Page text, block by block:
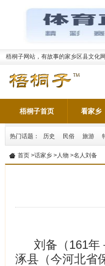
梧桐子网站，有故事的家乡区县文化网
梧桐子首页 看家乡
热门话题： 历史 民俗 旅游
首页 >话家乡 >人物 >名人刘备
刘备（161年
涿县（今河北省